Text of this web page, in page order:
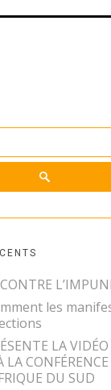
les
LA VIDÉO
LA
DU SUD